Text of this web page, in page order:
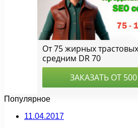
Популярное
11.04.2017